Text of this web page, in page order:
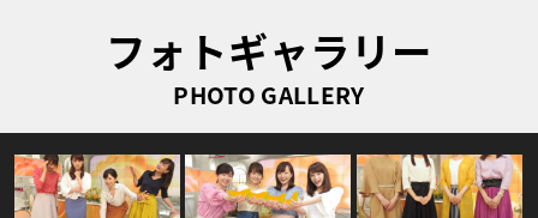
フォトギャラリー
PHOTO GALLERY